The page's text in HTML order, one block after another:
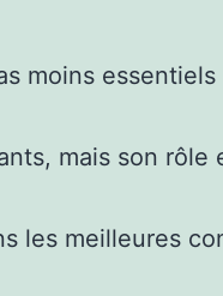
moins
mais son rôle
les meilleures